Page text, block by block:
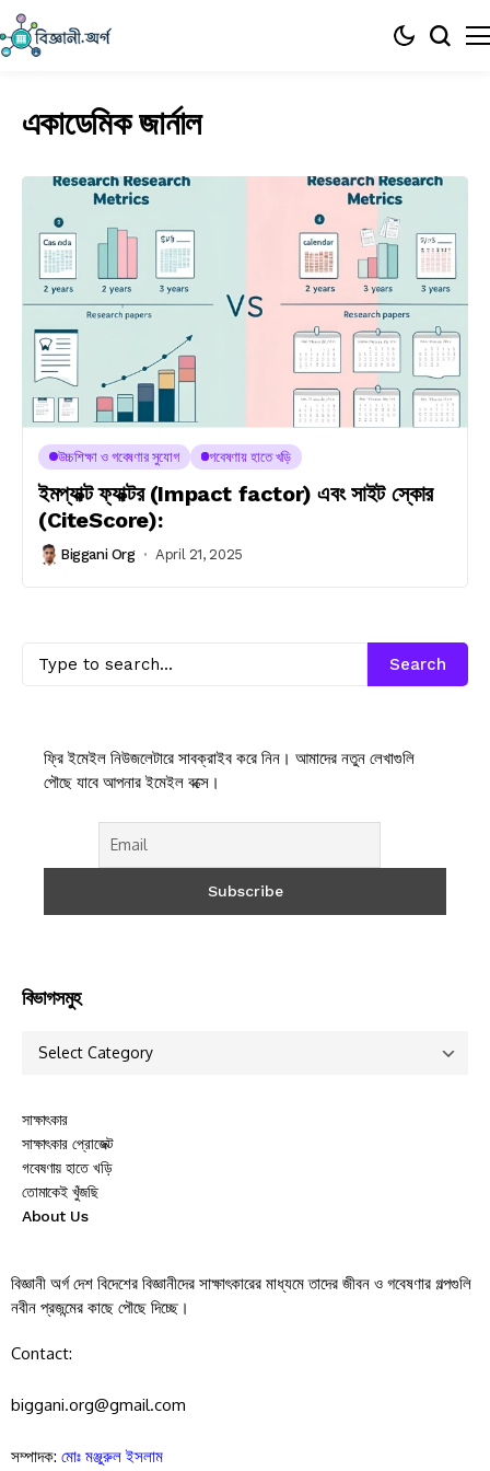
একাডেমিক জার্নাল
উচ্চশিক্ষা ও গবেষণার সুযোগ গবেষণায় হাতে খড়ি
ইমপ্যাক্ট ফ্যাক্টর (Impact factor) এবং সাইট স্কোর
(CiteScore):
Biggani Org April 21, 2025
Search
ফ্রি ইমেইল নিউজলেটারে সাবক্রাইব করে নিন। আমাদের নতুন লেখাগুলি
পৌছে যাবে আপনার ইমেইল বক্সে।
বিভাগসমুহ
সাক্ষাৎকার
সাক্ষাৎকার প্রোজেক্ট
গবেষণায় হাতে খড়ি
তোমাকেই খুঁজছি
About Us
বিজ্ঞানী অর্গ দেশ বিদেশের বিজ্ঞানীদের সাক্ষাৎকারের মাধ্যমে তাদের জীবন ও গবেষণার গল্পগুলি
নবীন প্রজন্মের কাছে পৌছে দিচ্ছে।
Contact:
biggani.org@gmail.com
সম্পাদক: মোঃ মঞ্জুরুল ইসলাম